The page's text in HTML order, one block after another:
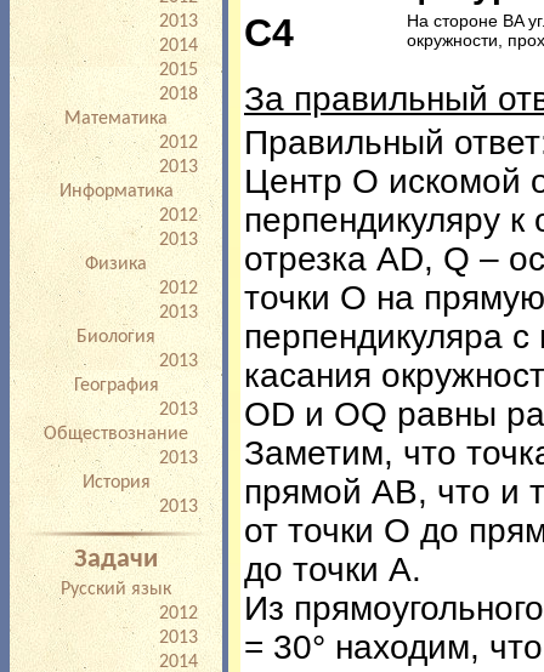
процедурой
2013
2014
2015
2018
Математика
2012
2013
Информатика
2012
2013
Физика
2012
2013
Биология
2013
География
2013
Обществознание
2013
История
2013
Задачи
Русский язык
2012
2013
2014
C4
На стороне BA
окружности,
За правильный
Правильный
Центр O искомой
перпендикуляру
отрезка AD, Q –
точки O на
перпендикуляра
касания
OD и OQ равны
Заметим, что
прямой AB, что и
от точки O до
до точки A.
Из
= 30° находим,